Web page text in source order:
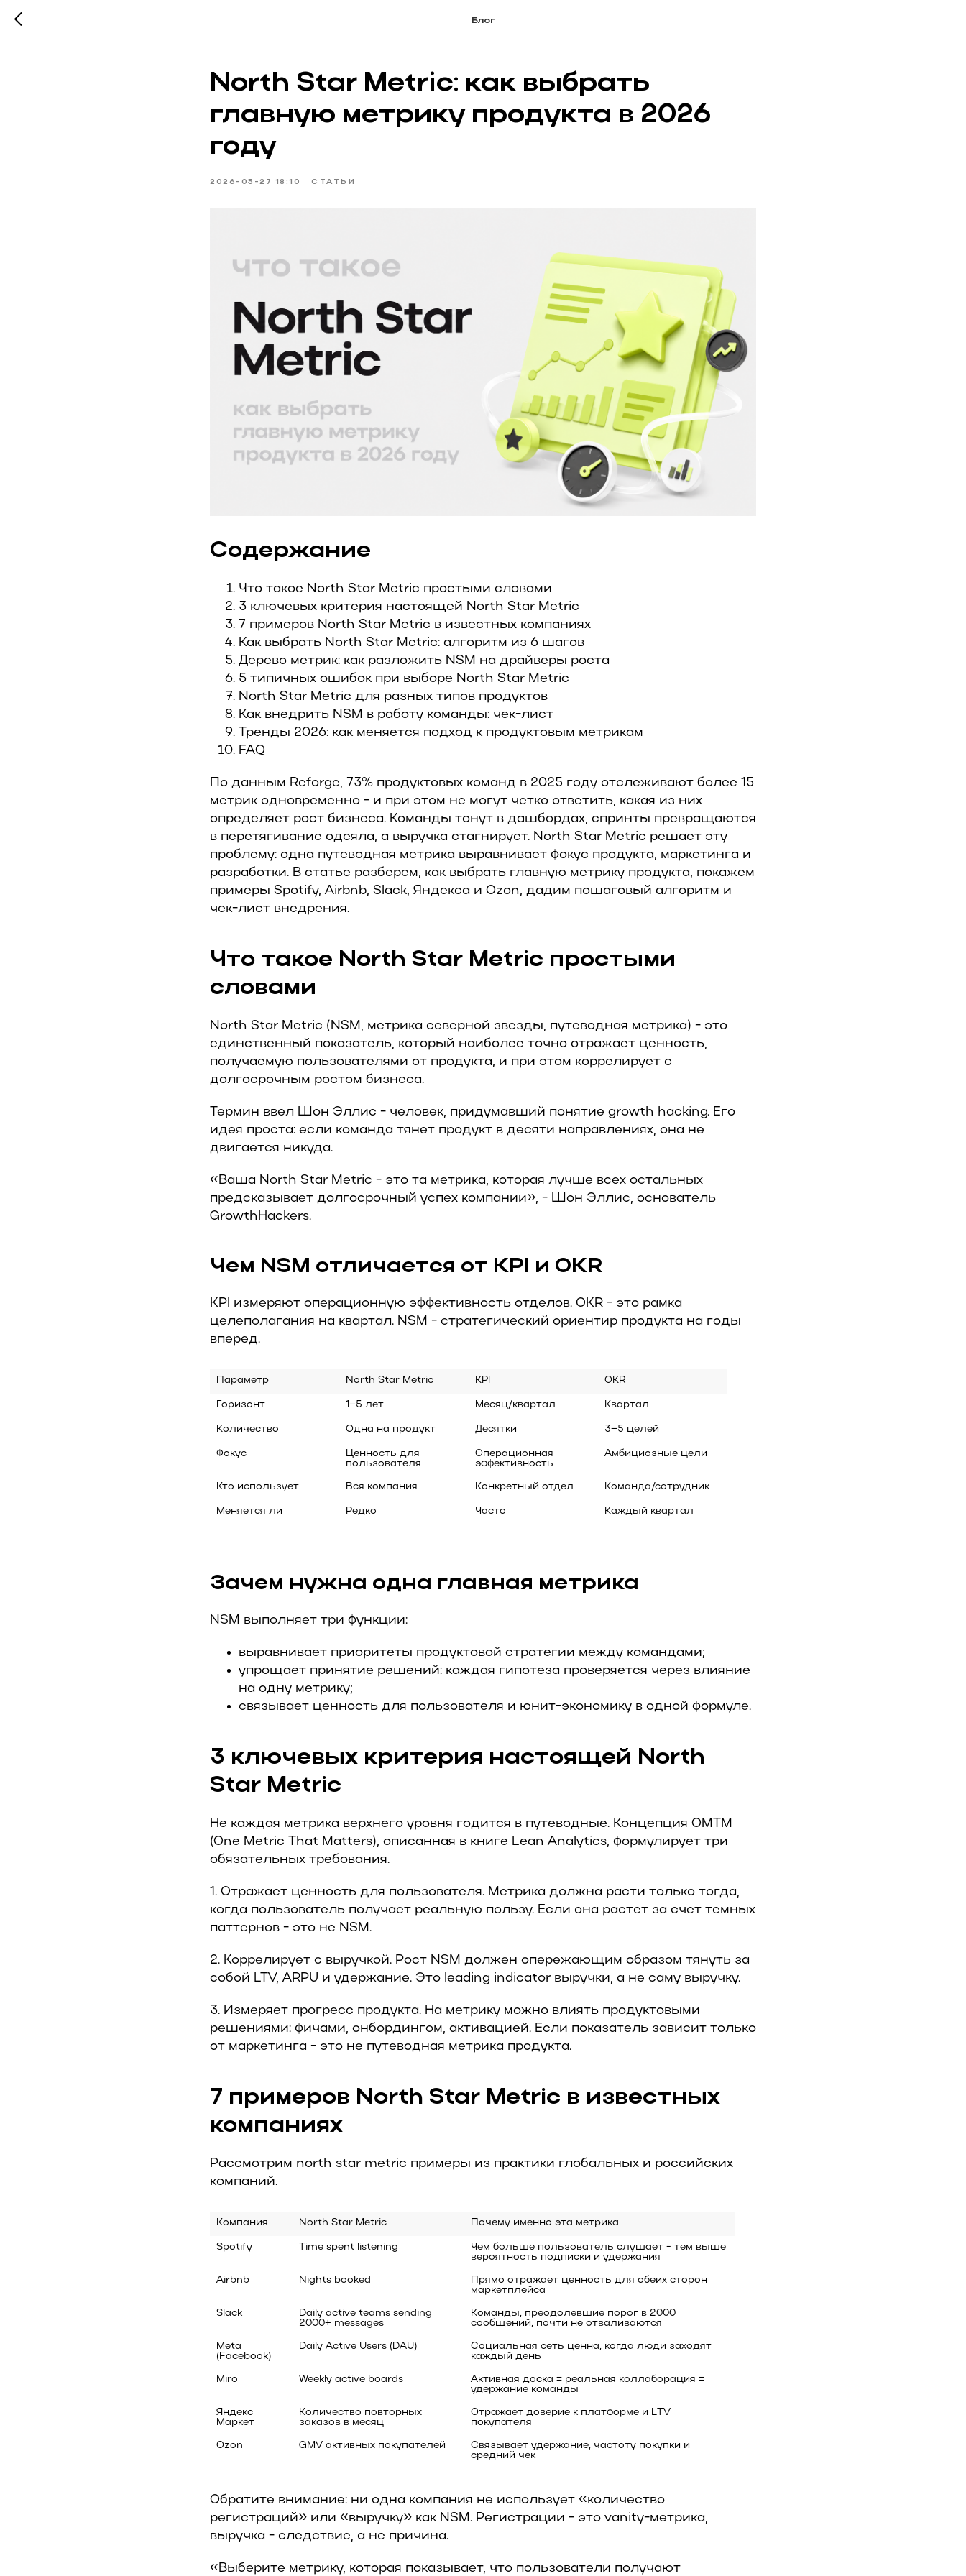
Блог
North Star Metric: как выбрать
главную метрику продукта в 2026
году
2026-05-27 18:10 СТАТЬИ
Содержание
Что такое North Star Metric простыми словами
3 ключевых критерия настоящей North Star Metric
7 примеров North Star Metric в известных компаниях
Как выбрать North Star Metric: алгоритм из 6 шагов
Дерево метрик: как разложить NSM на драйверы роста
5 типичных ошибок при выборе North Star Metric
North Star Metric для разных типов продуктов
Как внедрить NSM в работу команды: чек-лист
Тренды 2026: как меняется подход к продуктовым метрикам
FAQ
По данным Reforge, 73% продуктовых команд в 2025 году отслеживают более 15
метрик одновременно - и при этом не могут четко ответить, какая из них
определяет рост бизнеса. Команды тонут в дашбордах, спринты превращаются
в перетягивание одеяла, а выручка стагнирует. North Star Metric решает эту
проблему: одна путеводная метрика выравнивает фокус продукта, маркетинга и
разработки. В статье разберем, как выбрать главную метрику продукта, покажем
примеры Spotify, Airbnb, Slack, Яндекса и Ozon, дадим пошаговый алгоритм и
чек-лист внедрения.
Что такое North Star Metric простыми
словами
North Star Metric (NSM, метрика северной звезды, путеводная метрика) - это
единственный показатель, который наиболее точно отражает ценность,
получаемую пользователями от продукта, и при этом коррелирует с
долгосрочным ростом бизнеса.
Термин ввел Шон Эллис - человек, придумавший понятие growth hacking. Его
идея проста: если команда тянет продукт в десяти направлениях, она не
двигается никуда.
«Ваша North Star Metric - это та метрика, которая лучше всех остальных
предсказывает долгосрочный успех компании», - Шон Эллис, основатель
GrowthHackers.
Чем NSM отличается от KPI и OKR
KPI измеряют операционную эффективность отделов. OKR - это рамка
целеполагания на квартал. NSM - стратегический ориентир продукта на годы
вперед.
Параметр North Star Metric KPI OKR
Горизонт 1–5 лет Месяц/квартал Квартал
Количество Одна на продукт Десятки 3–5 целей
Фокус
Ценность для
пользователя
Операционная
эффективность
Амбициозные цели
Вся компания Конкретный отдел Команда/сотрудник
Меняется ли Редко Часто Каждый квартал
Зачем нужна одна главная метрика
NSM выполняет три функции:
выравнивает приоритеты продуктовой стратегии между командами;
упрощает принятие решений: каждая гипотеза проверяется через влияние
на одну метрику;
связывает ценность для пользователя и юнит-экономику в одной формуле.
3 ключевых критерия настоящей North
Star Metric
Не каждая метрика верхнего уровня годится в путеводные. Концепция OMTM
(One Metric That Matters), описанная в книге Lean Analytics, формулирует три
обязательных требования.
1. Отражает ценность для пользователя. Метрика должна расти только тогда,
когда пользователь получает реальную пользу. Если она растет за счет темных
паттернов - это не NSM.
2. Коррелирует с выручкой. Рост NSM должен опережающим образом тянуть за
собой LTV, ARPU и удержание. Это leading indicator выручки, а не саму выручку.
3. Измеряет прогресс продукта. На метрику можно влиять продуктовыми
решениями: фичами, онбордингом, активацией. Если показатель зависит только
от маркетинга - это не путеводная метрика продукта.
7 примеров North Star Metric в известных
компаниях
Рассмотрим north star metric примеры из практики глобальных и российских
компаний.
Компания North Star Metric Почему именно эта метрика
Spotify Time spent listening
Чем больше пользователь слушает - тем выше
вероятность подписки и удержания
Airbnb Nights booked
Прямо отражает ценность для обеих сторон
маркетплейса
Slack
Daily active teams sending
2000+ messages
Команды, преодолевшие порог в 2000
сообщений, почти не отваливаются
Meta
(Facebook)
Daily Active Users (DAU)
Социальная сеть ценна, когда люди заходят
каждый день
Miro Weekly active boards
Активная доска = реальная коллаборация =
удержание команды
Яндекс
Маркет
Количество повторных
заказов в месяц
Отражает доверие к платформе и LTV
покупателя
Ozon GMV активных покупателей
Связывает удержание, частоту покупки и
средний чек
Обратите внимание: ни одна компания не использует «количество
регистраций» или «выручку» как NSM. Регистрации - это vanity-метрика,
выручка - следствие, а не причина.
«Выберите метрику, которая показывает, что пользователи получают